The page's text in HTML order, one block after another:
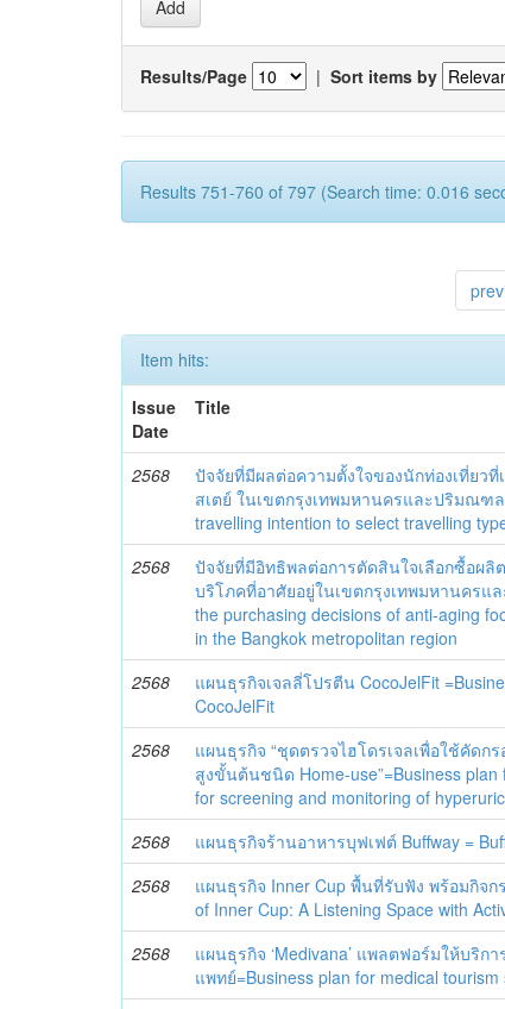
Results/Page | Sort items by
Results 751-760 of 797 (Search time: 0.016
Item hits:
Issue
Date
Title
2568
ปัจจัยที่มีผลต่อความตั้งใจของนักท่องเที่ยว
สเตย์ ในเขตกรุงเทพมหานครและปริมณฑล
travelling intention to select travelling
2568
ปัจจัยที่มีอิทธิพลต่อการตัดสินใจเลือกซื้อผ
บริโภคที่อาศัยอยู่ในเขตกรุงเทพมหานครแ
the purchasing decisions of anti-aging
in the Bangkok metropolitan region
2568
แผนธุรกิจเจลลี่โปรตีน CocoJelFit
CocoJelFit
2568
แผนธุรกิจ “ชุดตรวจไฮโดรเจลเพื่อใช้คัดก
สูงขั้นต้นชนิด Home-use”=Business plan
for screening and monitoring of
2568 แผนธุรกิจร้านอาหารบุฟเฟต์ Buffway =
2568
แผนธุรกิจ Inner Cup พื้นที่รับฟัง พร้อมกิจก
of Inner Cup: A Listening Space with
2568
แผนธุรกิจ ‘Medivana’ แพลตฟอร์มให้บริกา
แพทย์=Business plan for medical tourism